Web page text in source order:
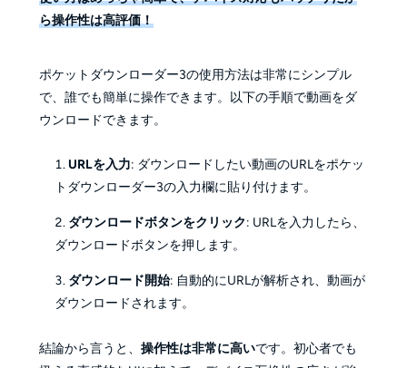
ら操作性は高評価！
ポケットダウンローダー3の使用方法は非常にシンプル
で、誰でも簡単に操作できます。以下の手順で動画をダ
ウンロードできます。
URLを入力: ダウンロードしたい動画のURLをポケッ
トダウンローダー3の入力欄に貼り付けます。
ダウンロードボタンをクリック: URLを入力したら、
ダウンロードボタンを押します。
ダウンロード開始: 自動的にURLが解析され、動画が
ダウンロードされます。
結論から言うと、 操作性は非常に高いです。初心者でも